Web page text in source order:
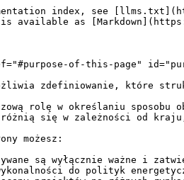
index, see
available as
of-this-page"
zdefiniowanie, które
rolę w określaniu sposobu
się w zależności od
możesz:
są wyłącznie ważne i
do polityk